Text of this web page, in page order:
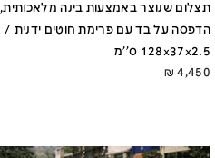
תצלום שנוצר באמצעות בינה מלאכותית,
הדפסה על בד עם פרימת חוטים ידנית /
128x37x2.5 ס''מ
4,450
₪